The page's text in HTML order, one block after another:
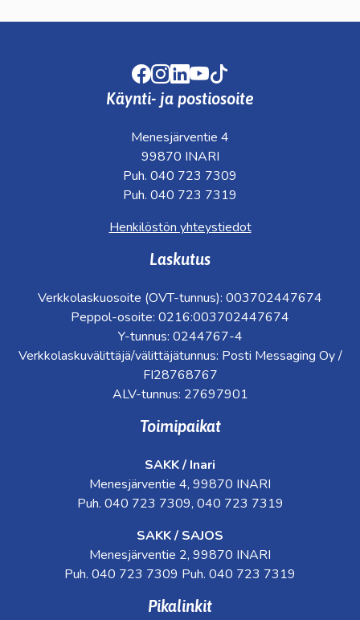
Facebook
Instagram
LinkedIn
Youtube
Käynti- ja postiosoite
Menesjärventie 4
99870 INARI
Puh. 040 723 7309
Puh. 040 723 7319
Henkilöstön yhteystiedot
Laskutus
Verkkolaskuosoite (OVT-tunnus): 003702447674
Peppol-osoite: 0216:003702447674
Y-tunnus: 0244767-4
Verkkolaskuvälittäjä/välittäjätunnus: Posti Messaging Oy /
FI28768767
ALV-tunnus: 27697901
Toimipaikat
SAKK / Inari
Menesjärventie 4, 99870 INARI
Puh. 040 723 7309, 040 723 7319
SAKK / SAJOS
Menesjärventie 2, 99870 INARI
Puh. 040 723 7309 Puh. 040 723 7319
Pikalinkit